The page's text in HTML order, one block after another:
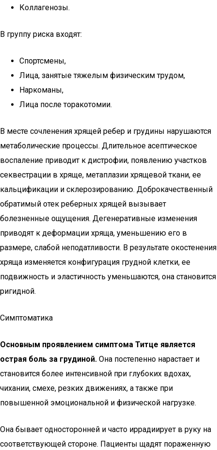
Коллагенозы.
В группу риска входят:
Спортсмены,
Лица, занятые тяжелым физическим трудом,
Наркоманы,
Лица после торакотомии.
В месте сочленения хрящей ребер и грудины нарушаются
метаболические процессы. Длительное асептическое
воспаление приводит к дистрофии, появлению участков
секвестрации в хряще, метаплазии хрящевой ткани, ее
кальцификации и склерозированию. Доброкачественный
обратимый отек реберных хрящей вызывает
болезненные ощущения. Дегенеративные изменения
приводят к деформации хряща, уменьшению его в
размере, слабой неподатливости. В результате окостенения
хряща изменяется конфигурация грудной клетки, ее
подвижность и эластичность уменьшаются, она становится
ригидной.
Симптоматика
Основным проявлением симптома Титце является
острая боль за грудиной. Она постепенно нарастает и
становится более интенсивной при глубоких вдохах,
чихании, смехе, резких движениях, а также при
повышенной эмоциональной и физической нагрузке.
Она бывает односторонней и часто иррадиирует в руку на
соответствующей стороне. Пациенты щадят пораженную